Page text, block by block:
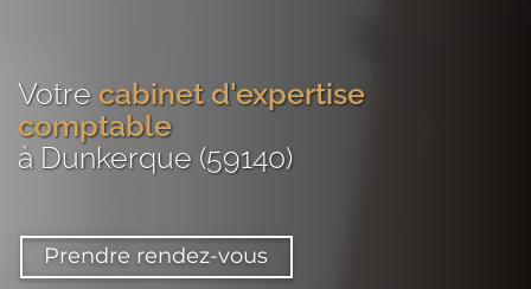
Votre cabinet d'expertise
comptable
à Dunkerque (59140)
Prendre rendez-vous